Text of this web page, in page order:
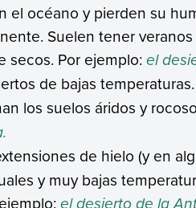
el océano y pierden su
Suelen tener
secos. Por ejemplo:el
de bajas
los suelos áridos y
de hielo (y en
y muy bajas